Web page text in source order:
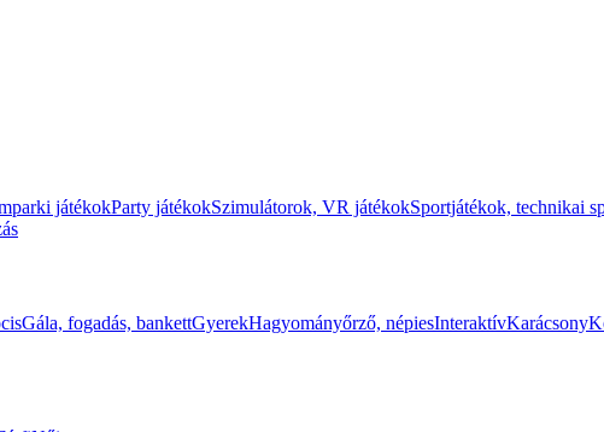
játékokParty játékokSzimulátorok, VR játékokSportjátékok, technikai
Gála, fogadás, bankettGyerekHagyományőrző, népiesInteraktívKarácsony